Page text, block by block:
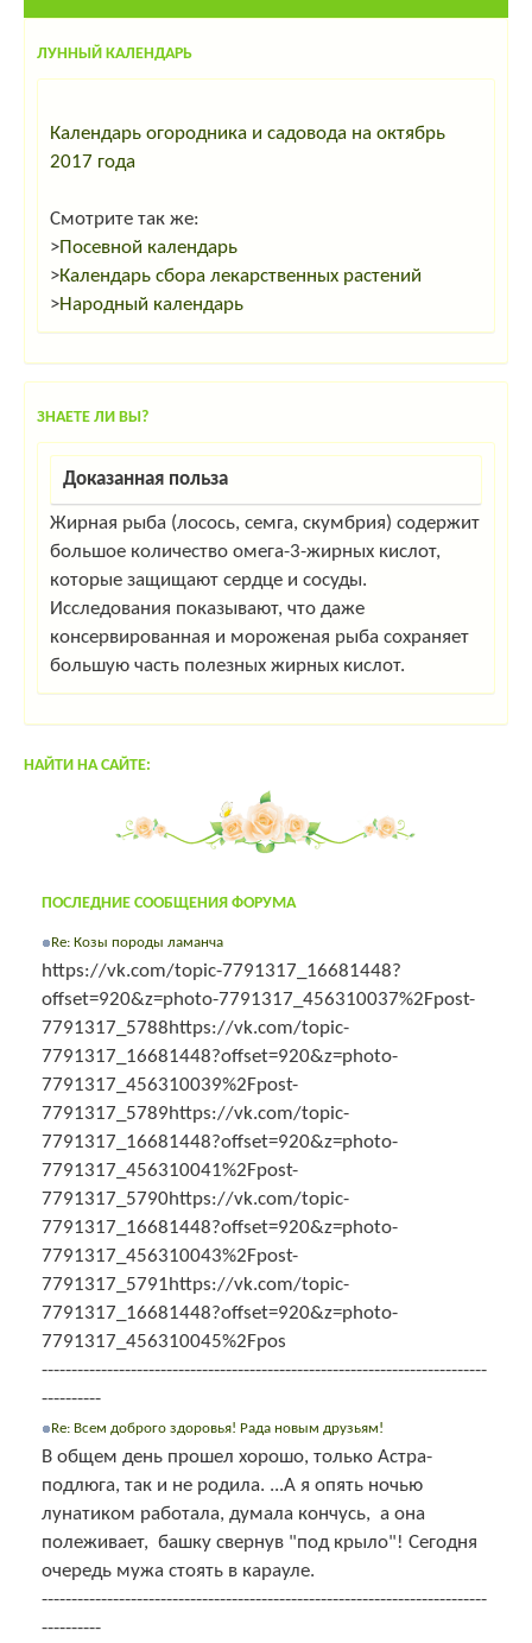
ЛУННЫЙ КАЛЕНДАРЬ
Календарь огородника и садовода на октябрь
2017 года
Смотрите так же:
>Посевной календарь
>Календарь сбора лекарственных растений
>Народный календарь
ЗНАЕТЕ ЛИ ВЫ?
Доказанная польза
Жирная рыба (лосось, семга, скумбрия) содержит
большое количество омега-3-жирных кислот,
которые защищают сердце и сосуды.
Исследования показывают, что даже
консервированная и мороженая рыба сохраняет
большую часть полезных жирных кислот.
НАЙТИ НА САЙТЕ:
ПОСЛЕДНИЕ СООБЩЕНИЯ ФОРУМА
Re: Козы породы ламанча
https://vk.com/topic-7791317_16681448?
offset=920&z=photo-7791317_456310037%2Fpost-
7791317_5788https://vk.com/topic-
7791317_16681448?offset=920&z=photo-
7791317_456310039%2Fpost-
7791317_5789https://vk.com/topic-
7791317_16681448?offset=920&z=photo-
7791317_456310041%2Fpost-
7791317_5790https://vk.com/topic-
7791317_16681448?offset=920&z=photo-
7791317_456310043%2Fpost-
7791317_5791https://vk.com/topic-
7791317_16681448?offset=920&z=photo-
7791317_456310045%2Fpos
---------------------------------------------------------------------------
----------
Re: Всем доброго здоровья! Рада новым друзьям!
В общем день прошел хорошо, только Астра-
подлюга, так и не родила. ...А я опять ночью
лунатиком работала, думала кончусь, а она
полеживает, башку свернув "под крыло"! Сегодня
очередь мужа стоять в карауле.
---------------------------------------------------------------------------
----------